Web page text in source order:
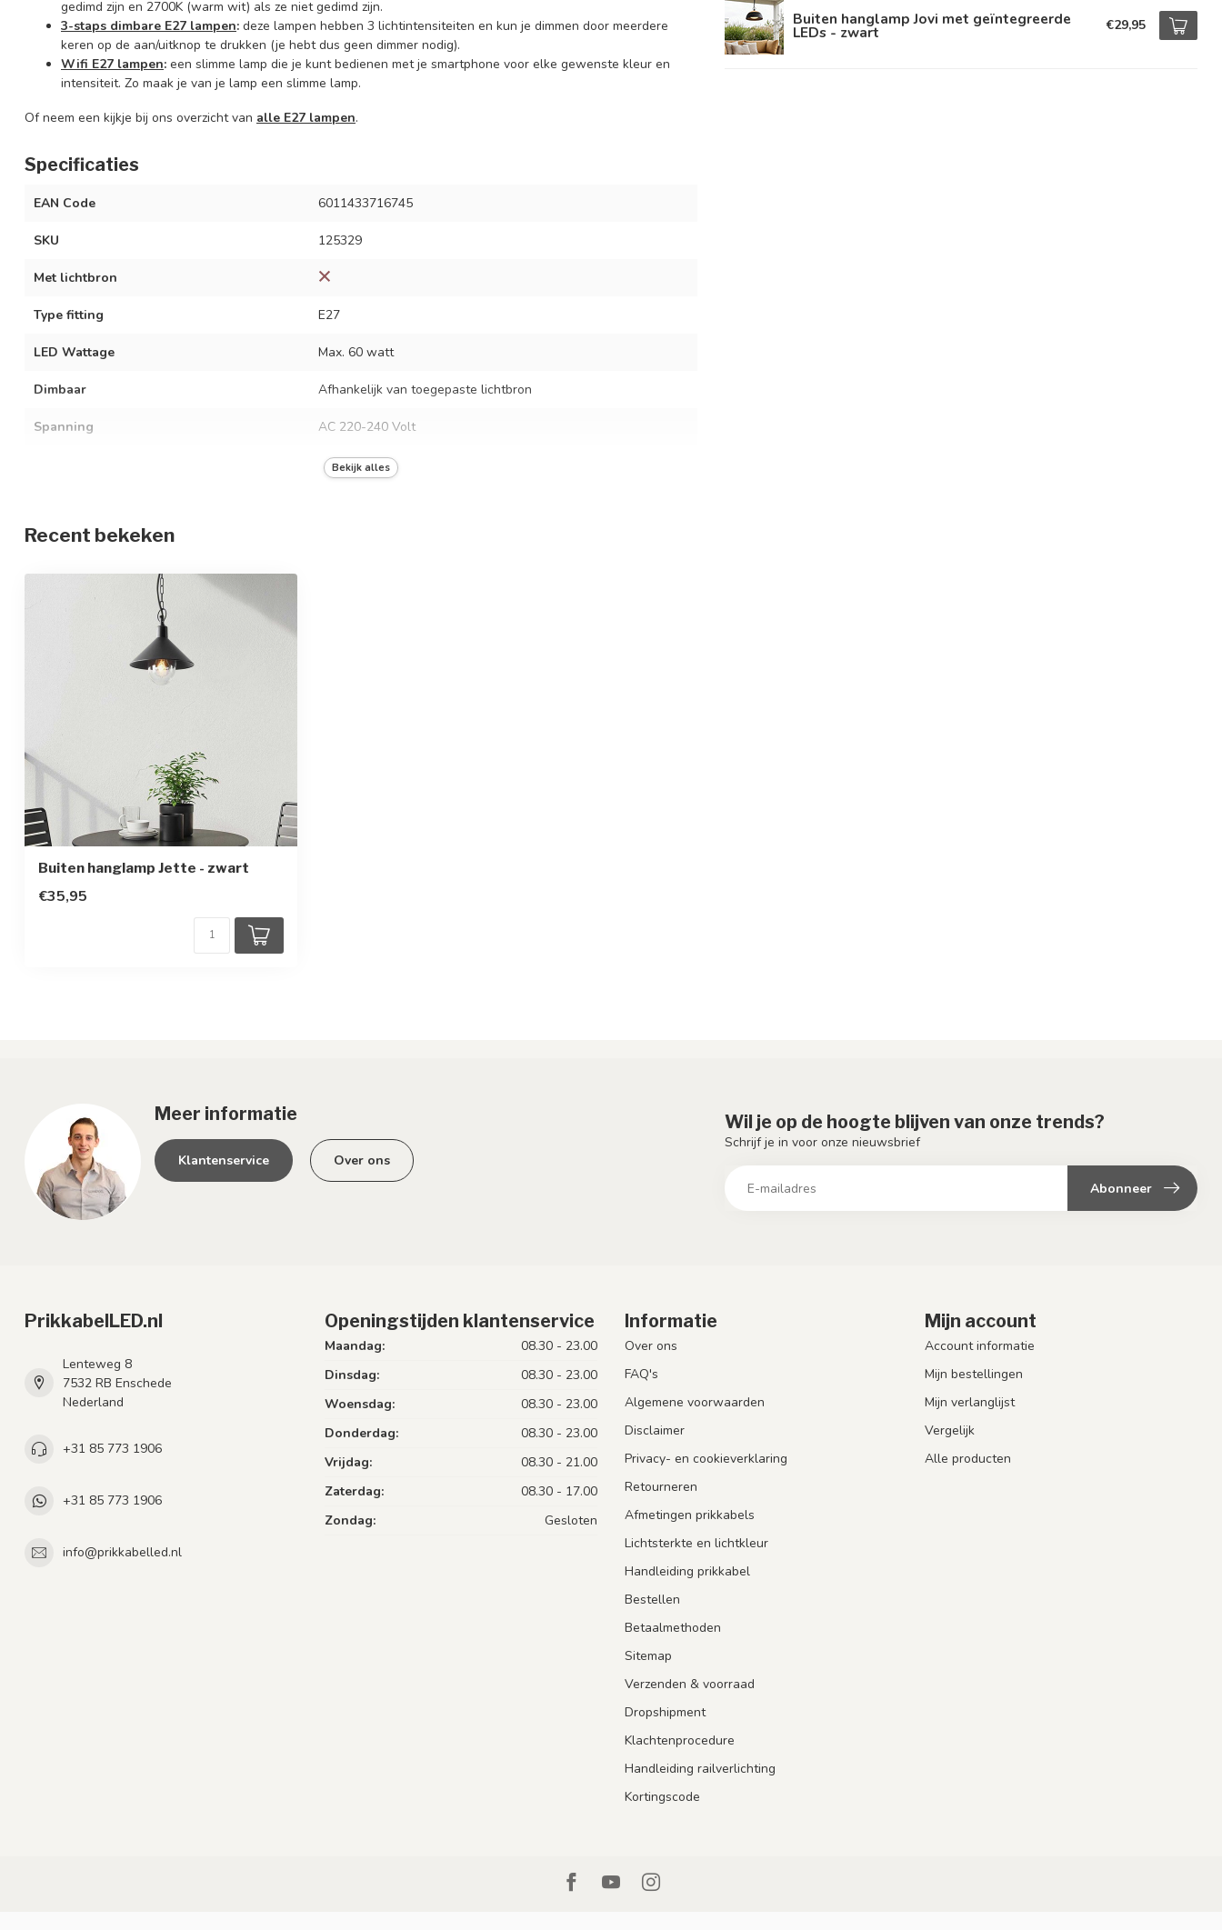
gedimd zijn en 2700K (warm wit) als ze niet gedimd zijn.
3-staps dimbare E27 lampen: deze lampen hebben 3 lichtintensiteiten en kun je dimmen door meerdere
keren op de aan/uitknop te drukken (je hebt dus geen dimmer nodig).
Wifi E27 lampen: een slimme lamp die je kunt bedienen met je smartphone voor elke gewenste kleur en
intensiteit. Zo maak je van je lamp een slimme lamp.
Of neem een kijkje bij ons overzicht van alle E27 lampen.
Specificaties
EAN Code 6011433716745
SKU 125329
Met lichtbron
Type fitting E27
LED Wattage Max. 60 watt
Dimbaar Afhankelijk van toegepaste lichtbron
Spanning AC 220-240 Volt
50/60 Hz
Materiaal
Afmetingen
In hoogte verstelbaar
Beschermingsgraad
Beschermingsklasse
Bekijk alles
Buiten hanglamp Jovi met geïntegreerde
LEDs - zwart €29,95
Recent bekeken
Buiten hanglamp Jette - zwart
€35,95
Meer informatie
Klantenservice Over ons
Wil je op de hoogte blijven van onze trends?
Schrijf je in voor onze nieuwsbrief
Abonneer
PrikkabelLED.nl
Lenteweg 8
7532 RB Enschede
Nederland
+31 85 773 1906
+31 85 773 1906
info@prikkabelled.nl
Openingstijden klantenservice
Maandag:
08.30 - 23.00
Dinsdag:
08.30 - 23.00
Woensdag:
08.30 - 23.00
Donderdag:
08.30 - 23.00
Vrijdag:
08.30 - 21.00
Zaterdag:
08.30 - 17.00
Zondag:
Gesloten
Informatie
Over ons
FAQ's
Algemene voorwaarden
Disclaimer
Privacy- en cookieverklaring
Retourneren
Afmetingen prikkabels
Lichtsterkte en lichtkleur
Handleiding prikkabel
Bestellen
Betaalmethoden
Sitemap
Verzenden & voorraad
Dropshipment
Klachtenprocedure
Handleiding railverlichting
Kortingscode
Mijn account
Account informatie
Mijn bestellingen
Mijn verlanglijst
Vergelijk
Alle producten